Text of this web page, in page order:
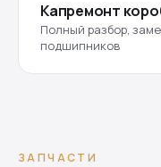
Капремонт
Полный разбор,
подшипников
ЗАПЧАСТИ